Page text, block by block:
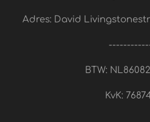
Adres: David
BTW:
KvK: